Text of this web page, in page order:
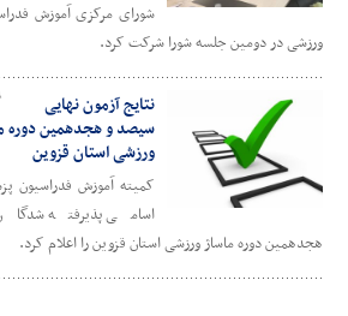
شورای مرکزی آموزش
ورزشی در دومین جلسه شورا شرکت کرد.
نتایج آزمون نهایی
سیصد و هجدهمین دوره
ورزشی استان قزوین
کمیته آموزش فدراسیون
اسامی پذیرفته
هجدهمین دوره ماساژ ورزشی استان قزوین را اعلام کرد.